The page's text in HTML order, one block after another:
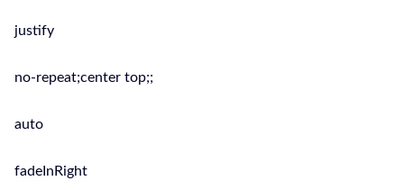
justify
no-repeat;center top;;
auto
fadeInRight